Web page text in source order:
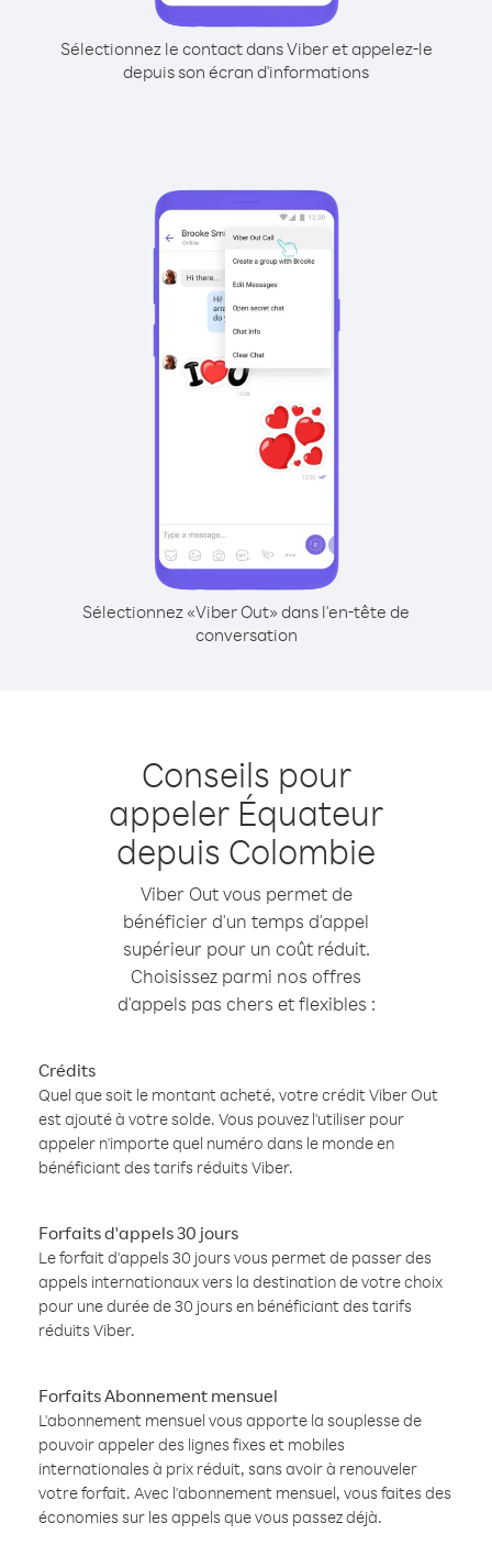
Sélectionnez le contact dans Viber et appelez-le
depuis son écran d'informations
Sélectionnez «Viber Out» dans l'en-tête de
conversation
Conseils pour
appeler Équateur
depuis Colombie
Viber Out vous permet de
bénéficier d'un temps d'appel
supérieur pour un coût réduit.
Choisissez parmi nos offres
d'appels pas chers et flexibles :
Crédits
Quel que soit le montant acheté, votre crédit Viber Out
est ajouté à votre solde. Vous pouvez l'utiliser pour
appeler n'importe quel numéro dans le monde en
bénéficiant des tarifs réduits Viber.
Forfaits d'appels 30 jours
Le forfait d'appels 30 jours vous permet de passer des
appels internationaux vers la destination de votre choix
pour une durée de 30 jours en bénéficiant des tarifs
réduits Viber.
Forfaits Abonnement mensuel
L'abonnement mensuel vous apporte la souplesse de
pouvoir appeler des lignes fixes et mobiles
internationales à prix réduit, sans avoir à renouveler
votre forfait. Avec l'abonnement mensuel, vous faites des
économies sur les appels que vous passez déjà.